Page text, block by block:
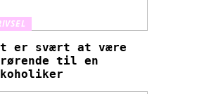
er svært at være
til en